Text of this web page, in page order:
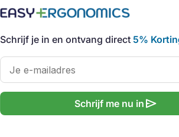
Schrijf je in en ontvang direct 5%
Schrijf me nu in send